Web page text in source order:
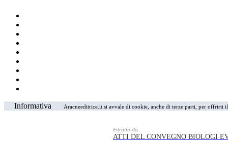
Informativa Aracneeditrice.it si avvale di cookie, anche di terze parti, per
Estratto da
ATTI DEL CONVEGNO BIOLOGI